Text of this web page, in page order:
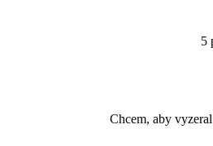
5
Chcem, aby